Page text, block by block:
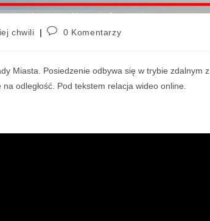
chwili 0 Komentarzy
Miasta. Posiedzenie odbywa się w trybie zdalnym z
odległość. Pod tekstem relacja wideo online.